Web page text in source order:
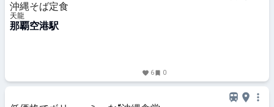
沖縄そば定食
天龍
那覇空港駅
6 0